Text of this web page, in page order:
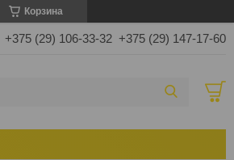
Корзина
+375 (29) 106-33-32 +375 (29) 147-17-60